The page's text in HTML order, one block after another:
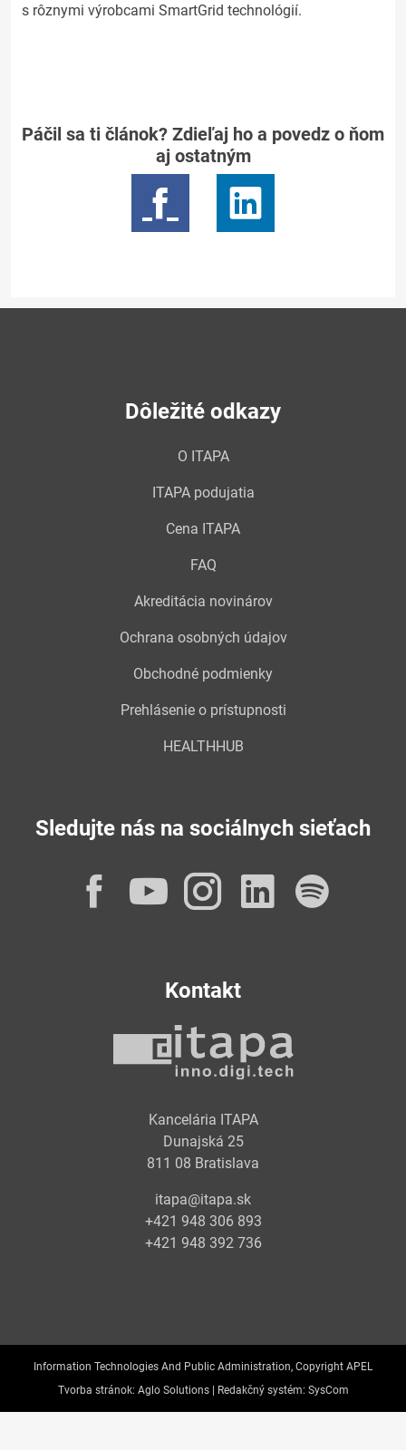
s rôznymi výrobcami SmartGrid technológií.
Páčil sa ti článok? Zdieľaj ho a povedz o ňom
aj ostatným
Dôležité odkazy
O ITAPA
ITAPA podujatia
Cena ITAPA
FAQ
Akreditácia novinárov
Ochrana osobných údajov
Obchodné podmienky
Prehlásenie o prístupnosti
HEALTHHUB
Sledujte nás na sociálnych sieťach
Facebook
YouTube
Instagram
Kontakt
Kancelária ITAPA
Dunajská 25
811 08 Bratislava
itapa@itapa.sk
+421 948 306 893
+421 948 392 736
Information Technologies And Public Administration, Copyright APEL
Tvorba stránok: Aglo Solutions | Redakčný systém: SysCom